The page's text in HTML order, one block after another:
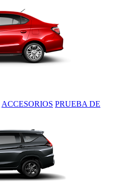
ACCESORIOS PRUEBA DE